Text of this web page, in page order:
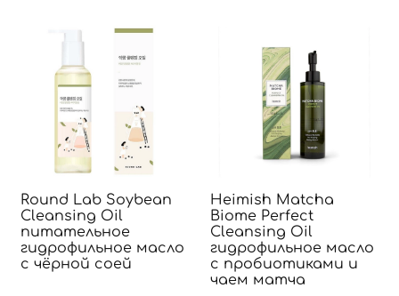
Round Lab Soybean
Cleansing Oil
питательное
гидрофильное масло
с чёрной соей
Heimish Matcha
Biome Perfect
Cleansing Oil
гидрофильное масло
с пробиотиками и
чаем матча